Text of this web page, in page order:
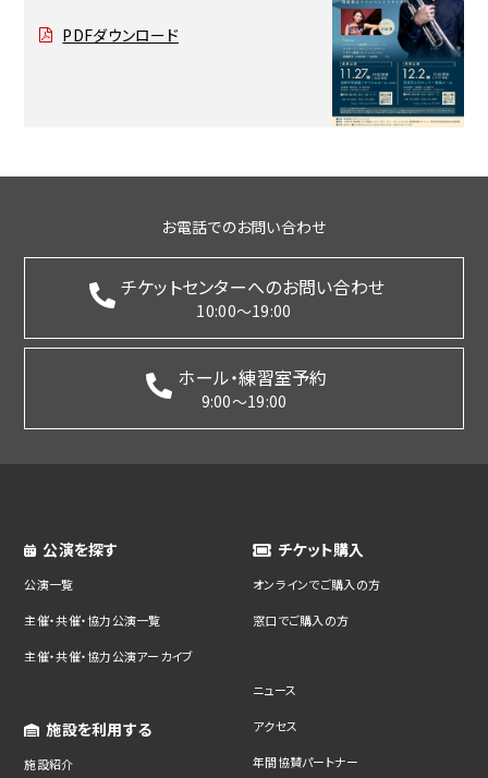
PDFダウンロード
お電話でのお問い合わせ
チケットセンターへのお問い合わせ
10:00～19:00
ホール・練習室予約
9:00～19:00
公演を探す
公演一覧
主催・共催・協力公演一覧
主催・共催・協力公演アーカイブ
施設を利用する
施設紹介
チケット購入
オンラインでご購入の方
窓口でご購入の方
ニュース
アクセス
年間協賛パートナー